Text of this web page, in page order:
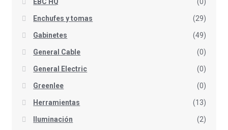
EBC HQ (0)
Enchufes y tomas (29)
Gabinetes (49)
General Cable (0)
General Electric (0)
Greenlee (0)
Herramientas (13)
Iluminación (2)